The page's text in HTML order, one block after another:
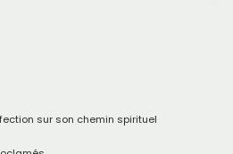
sur son chemin spirituel